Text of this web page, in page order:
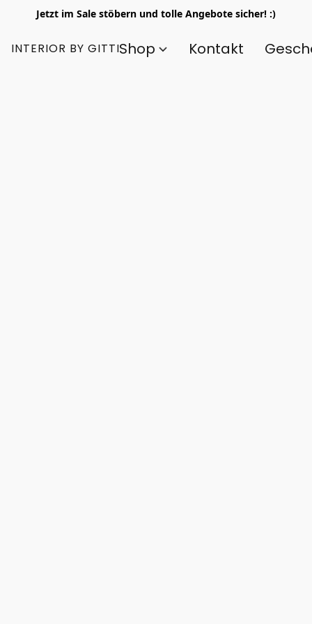
Jetzt im Sale stöbern und tolle Angebote sicher! :)
INTERIOR BY GITTIShop Kontakt